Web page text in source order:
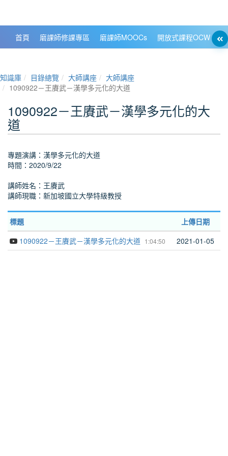
首頁 磨課師修課專區 磨課師MOOCs 開放式課程OCW
知識庫 目錄總覽 大師講座
大師講座
1090922－王賡武－漢學多元化的大道
1090922－王賡武－漢學多元化的大
道
專題演講：漢學多元化的大道
時間：2020/9/22
講師姓名：王賡武
講師現職：新加坡國立大學特級教授
標題 上傳日期
1:04:50
1090922－王賡武－漢學多元化的大道 2021-01-05